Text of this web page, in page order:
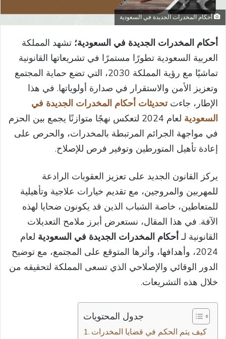
أحكام المخدرات الجديدة في السعودية
أحكام المخدرات الجديدة في السعودية؛ تشهد المملكة
العربية السعودية تطورًا مستمرًا في تشريعاتها القانونية
تماشيًا مع رؤية المملكة 2030، التي تضع حماية المجتمع
وتعزيز الأمن والاستقرار في صدارة أولوياتها. في هذا
الإطار، جاءتتحديثات أحكام المخدرات الجديدة في
السعودية
لعام 2024 لتعكس نهجًا متوازنًا يجمع بين الحزم
في مواجهة الجرائم المرتبطة بالمخدرات، والحرص على
إعادة تأهيل المتورطين وتوفير فرص للإصلاح.
يركز القانون الجديد على تعزيز العقوبات الرادعة
للمهربين والمروجين، مع تقديم خيارات علاجية وتأهيلية
للمتعاطين، خاصة الشباب الذين قد يكونون ضحايا لهذه
الآفة. في هذا المقال، نستعرض أبرز ملامح التعديلات
القانونية لـأحكام المخدرات الجديدة في السعودية لعام
2024، وأهدافها، وأثرها المتوقع على المجتمع، مع توضيح
الدور الوقائي والإصلاحي الذي تسعى المملكة لتحقيقه من
خلال هذه التشريعات.
جدول المحتويات
كيف يتم الحكم في قضايا المخدرات